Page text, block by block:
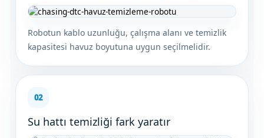
Robotun kablo uzunluğu, çalışma alanı ve temizlik
kapasitesi havuz boyutuna uygun seçilmelidir.
02
Su hattı temizliği fark yaratır